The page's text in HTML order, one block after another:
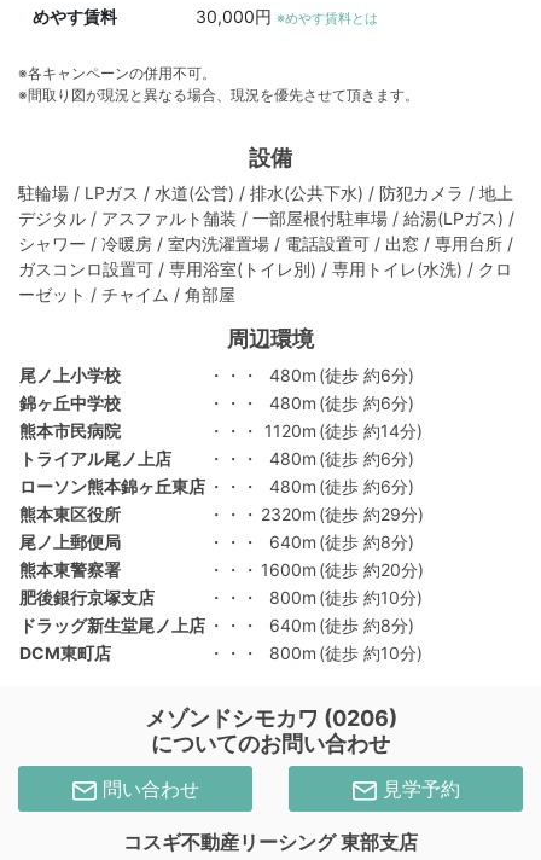
めやす賃料 30,000円 ※めやす賃料とは
※各キャンペーンの併用不可。
※間取り図が現況と異なる場合、現況を優先させて頂きます。
設備
駐輪場 / LPガス / 水道(公営) / 排水(公共下水) / 防犯カメラ / 地上
デジタル / アスファルト舗装 / 一部屋根付駐車場 / 給湯(LPガス) /
シャワー / 冷暖房 / 室内洗濯置場 / 電話設置可 / 出窓 / 専用台所 /
ガスコンロ設置可 / 専用浴室(トイレ別) / 専用トイレ(水洗) / クロ
ーゼット / チャイム / 角部屋
周辺環境
尾ノ上小学校 ・・・ 480m (徒歩 約6分)
錦ヶ丘中学校
・・・ 480m (徒歩 約6分)
熊本市民病院
・・・ 1120m (徒歩 約14分)
トライアル尾ノ上店
・・・ 480m (徒歩 約6分)
ローソン熊本錦ヶ丘東店 ・・・ 480m (徒歩 約6分)
熊本東区役所
・・・ 2320m (徒歩 約29分)
尾ノ上郵便局
・・・ 640m (徒歩 約8分)
熊本東警察署
・・・ 1600m (徒歩 約20分)
肥後銀行京塚支店
・・・ 800m (徒歩 約10分)
ドラッグ新生堂尾ノ上店 ・・・ 640m (徒歩 約8分)
DCM東町店
・・・ 800m (徒歩 約10分)
メゾンドシモカワ (0206)
についてのお問い合わせ
問い合わせ 見学予約
コスギ不動産リーシング 東部支店